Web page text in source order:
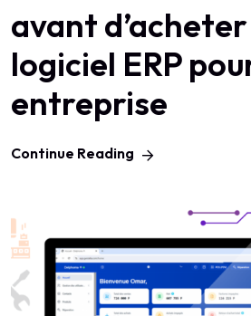
avant
logiciel ERP
entreprise
Continue Reading